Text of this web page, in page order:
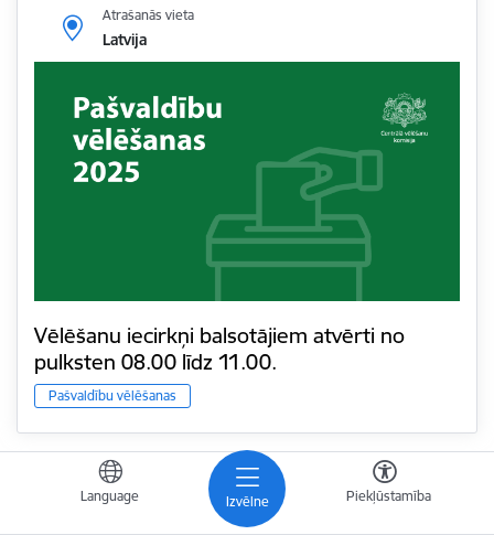
Izvēlne
Language Piekļūstamība
Atrašanās vieta
Latvija
Vēlēšanu iecirkņi balsotājiem atvērti no
pulksten 08.00 līdz 11.00.
Pašvaldību vēlēšanas